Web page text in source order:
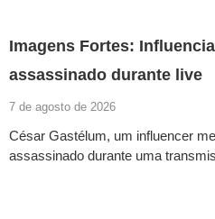
Imagens Fortes:
assassinado durante live
7 de agosto de 2026
César Gastélum, um influencer
assassinado durante uma